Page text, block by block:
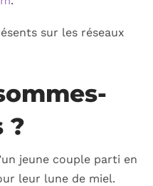
sur les réseaux
?
jeune couple parti en
leur lune de miel.